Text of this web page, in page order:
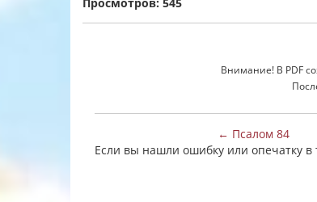
Внимание! В PDF
← Псалом 84
Если вы нашли ошибку или опечатку в